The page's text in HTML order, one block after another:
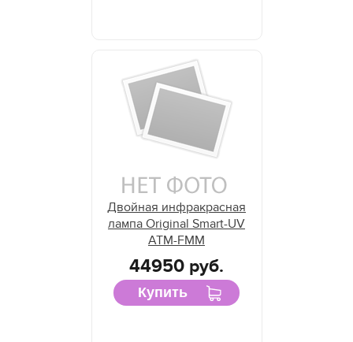
Двойная инфракрасная
лампа Original Smart-UV
ATM-FMM
44950 руб.
Купить